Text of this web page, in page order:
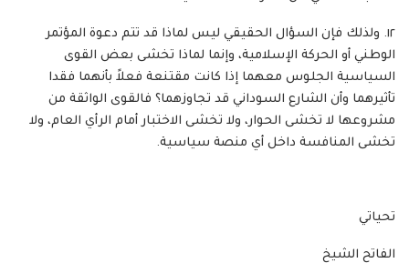
١٢. ولذلك فإن السؤال الحقيقي ليس لماذا قد تتم دعوة المؤتمر
الوطني أو الحركة الإسلامية، وإنما لماذا تخشى بعض القوى
السياسية الجلوس معهما إذا كانت مقتنعة فعلاً بأنهما فقدا
تأثيرهما وأن الشارع السوداني قد تجاوزهما؟ فالقوى الواثقة من
مشروعها لا تخشى الحوار، ولا تخشى الاختبار أمام الرأي العام، ولا
تخشى المنافسة داخل أي منصة سياسية.
تحياتي
الفاتح الشيخ